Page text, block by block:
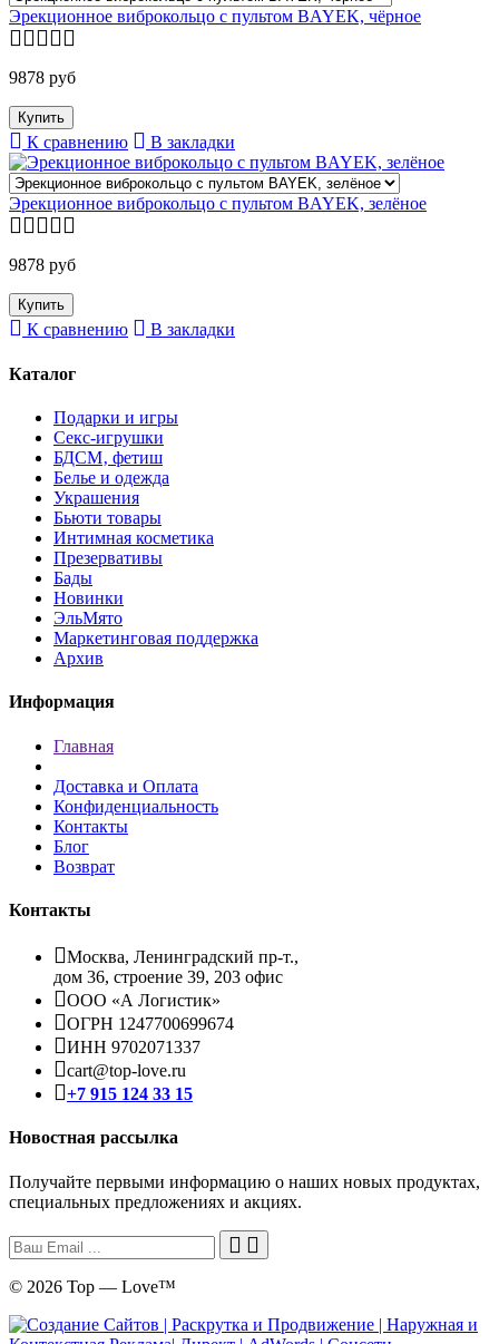
Эрекционное виброкольцо с пультом BAYEK, чёрное
9878 руб
К сравнению В закладки
Эрекционное виброкольцо с пультом BAYEK, зелёное
9878 руб
К сравнению В закладки
Каталог
Подарки и игры
Секс-игрушки
БДСМ‚ фетиш
Белье и одежда
Украшения
Бьюти товары
Интимная косметика
Презервативы
Бады
Новинки
ЭльМято
Маркетинговая поддержка
Архив
Информация
Главная
Доставка и Оплата
Конфиденциальность
Контакты
Блог
Возврат
Контакты
Москва, Ленинградский пр-т.,
дом 36, строение 39, 203 офис
ООО «А Логистик»
ОГРН 1247700699674
ИНН 9702071337
cart@top-love.ru
+7 915 124 33 15
Новостная рассылка
Получайте первыми информацию о наших новых продуктах,
специальных предложениях и акциях.
© 2026 Top — Love™